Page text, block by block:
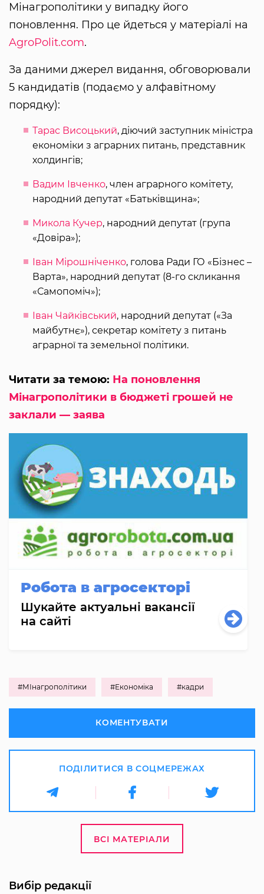
Мінагрополітики у випадку його
поновлення. Про це йдеться у матеріалі на
AgroPolit.com.
За даними джерел видання, обговорювали
5 кандидатів (подаємо у алфавітному
порядку):
Тарас Висоцький, діючий заступник міністра
економіки з аграрних питань, представник
холдингів;
Вадим Івченко, член аграрного комітету,
народний депутат «Батьківщина»;
Микола Кучер, народний депутат (група
«Довіра»);
Іван Мірошніченко, голова Ради ГО «Бізнес –
Варта», народний депутат (8-го скликання
«Самопоміч»);
Іван Чайківський, народний депутат («За
майбутнє»), секретар комітету з питань
аграрної та земельної політики.
Читати за темою: На поновлення
Мінагрополітики в бюджеті грошей не
заклали — заява
Робота в агросекторі
Шукайте актуальні вакансії
на сайті
#МІнагрополітики #Економіка #кадри
КОМЕНТУВАТИ
ПОДІЛИТИСЯ В СОЦМЕРЕЖАХ
ВСІ МАТЕРІАЛИ
Вибір редакції